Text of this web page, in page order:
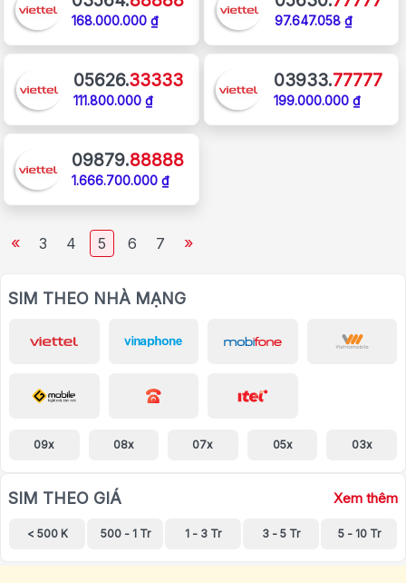
168.000.000 ₫ 97.647.058 ₫
05626.33333
111.800.000 ₫
03933.77777
199.000.000 ₫
09879.88888
1.666.700.000 ₫
« 3 4 5 6 7 »
SIM THEO NHÀ MẠNG
09x 08x 07x 05x 03x
SIM THEO GIÁ Xem thêm
< 500 K 500 - 1 Tr 1 - 3 Tr 3 - 5 Tr 5 - 10 Tr